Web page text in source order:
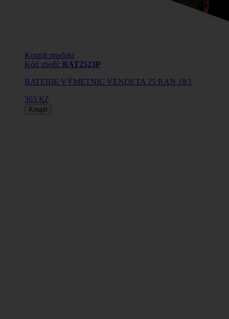
Koupit produkt
Kód zboží: BAT2523P
BATERIE VÝMETNIC VENDETA 25 RAN 18/1
363 Kč
Koupit